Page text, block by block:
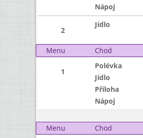
Nápoj
2
Jídlo
Menu Chod
1
Polévka
Jídlo
Příloha
Nápoj
Menu
Chod